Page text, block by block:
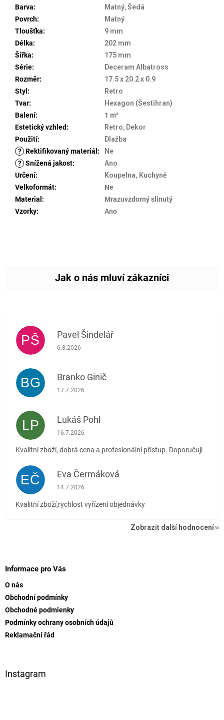
Barva: Matný,Šedá
Povrch:
Matný
Tloušťka:
9 mm
Délka:
202 mm
Šířka:
175 mm
Série:
Deceram Albatross
Rozměr:
17.5 x 20.2 x 0.9
Styl :
Retro
Tvar:
Hexagon (Šestihran)
Balení:
1 m²
Estetický vzhled: Retro, Dekor
Použití:
Dlažba
? Rektifikovaný materiál :
Ne
? Snížená jakost:
Ano
Určení:
Koupelna, Kuchyně
Velkoformát:
Ne
Material :
Mrazuvzdorný slinutý
Vzorky: Ano
PŠ Pavel Šindelář
Hodnocení obchodu je 5 z 5 hvězdiček.
6.8.2026
BG Branko Ginič
Hodnocení obchodu je 5 z 5 hvězdiček.
17.7.2026
LP Lukáš Pohl
Hodnocení obchodu je 5 z 5 hvězdiček.
16.7.2026
Kvalitní zboží, dobrá cena a profesionální přístup. Doporučuji
EČ Eva Čermáková
Hodnocení obchodu je 5 z 5 hvězdiček.
14.7.2026
Kvalitní zboží,rychlost vyřízení objednávky
Zobrazit další hodnocení
Informace pro Vás
O nás
Obchodní podmínky
Obchodné podmienky
Podmínky ochrany osobních údajů
Reklamační řád
Instagram